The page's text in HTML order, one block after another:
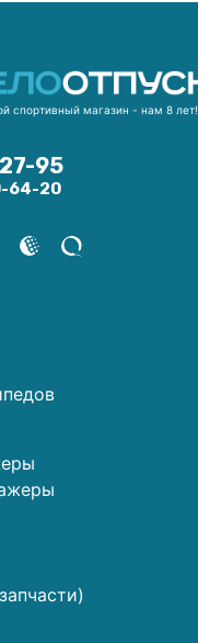
спортивный магазин - нам 8 лет!
95
64-20